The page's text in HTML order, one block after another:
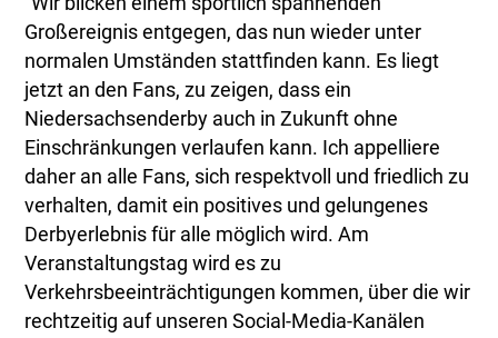
Großereignis entgegen, das nun wieder unter
normalen Umständen stattfinden kann. Es liegt
jetzt an den Fans, zu zeigen, dass ein
Niedersachsenderby auch in Zukunft ohne
Einschränkungen verlaufen kann. Ich appelliere
daher an alle Fans, sich respektvoll und friedlich zu
verhalten, damit ein positives und gelungenes
Derbyerlebnis für alle möglich wird. Am
Veranstaltungstag wird es zu
Verkehrsbeeinträchtigungen kommen, über die wir
rechtzeitig auf unseren Social-Media-Kanälen